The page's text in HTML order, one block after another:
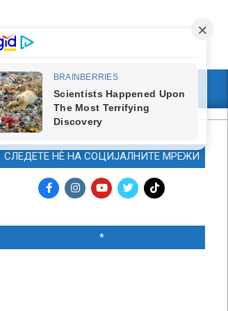
МАРКЕТИНГ
СЛЕДЕТЕ НЀ НА СОЦИЈАЛНИТЕ МРЕЖИ
*